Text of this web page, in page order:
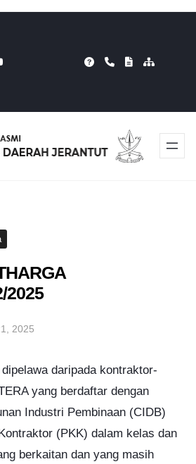
2025
2025
daripada kontraktor-
yang berdaftar dengan
Industri Pembinaan (CIDB)
(PKK) dalam kelas dan
berkaitan dan yang masih